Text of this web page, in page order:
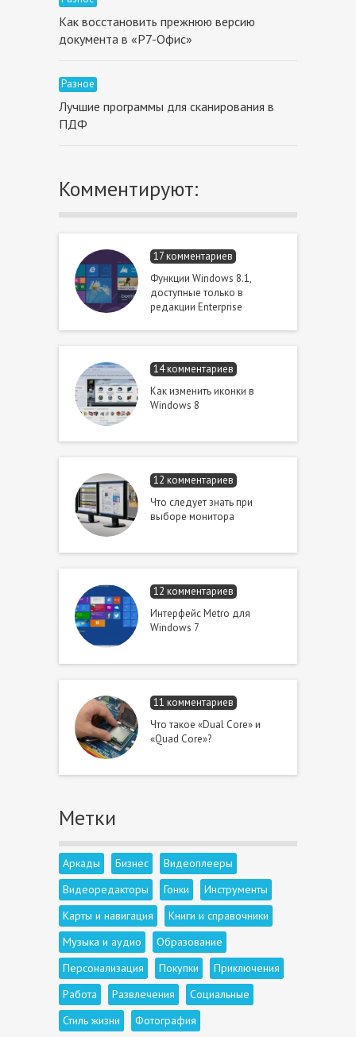
Как восстановить прежнюю версию
документа в «Р7-Офис»
Разное
Лучшие программы для сканирования в
ПДФ
Комментируют:
17 комментариев
Функции Windows 8.1,
доступные только в
редакции Enterprise
14 комментариев
Как изменить иконки в
Windows 8
12 комментариев
Что следует знать при
выборе монитора
12 комментариев
Интерфейс Metro для
Windows 7
11 комментариев
Что такое «Dual Core» и
«Quad Core»?
Метки
Аркады Бизнес
Видеоплееры
Видеоредакторы
Гонки
Инструменты
Карты и навигация
Книги и справочники
Музыка и аудио
Образование
Персонализация
Покупки
Приключения
Работа
Развлечения
Социальные
Стиль жизни
Фотография